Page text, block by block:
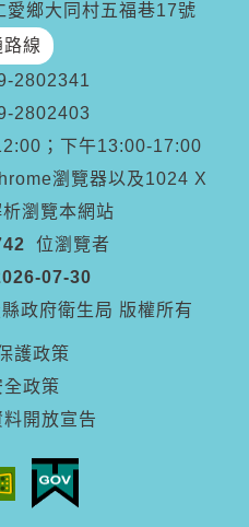
鄉大同村五福巷17號
路線
2802341
2802403
；下午13:00-17:00
瀏覽器以及1024 X
瀏覽本網站
位瀏覽者
07-30
政府衛生局 版權所有
護政策
政策
開放宣告